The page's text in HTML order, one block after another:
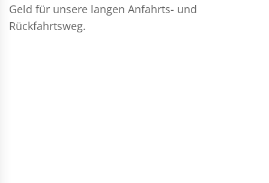
Geld für unsere langen Anfahrts- und
Rückfahrtsweg.